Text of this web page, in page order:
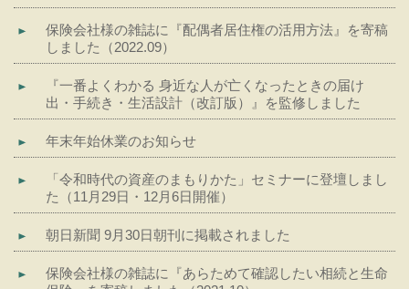
保険会社様の雑誌に『配偶者居住権の活用方法』を寄稿
しました（2022.09）
『一番よくわかる 身近な人が亡くなったときの届け
出・手続き・生活設計（改訂版）』を監修しました
年末年始休業のお知らせ
「令和時代の資産のまもりかた」セミナーに登壇しまし
た（11月29日・12月6日開催）
朝日新聞 9月30日朝刊に掲載されました
保険会社様の雑誌に『あらためて確認したい相続と生命